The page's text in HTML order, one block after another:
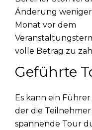
Änderung weniger
Monat vor dem
volle Betrag zu
Geführte
Es kann ein
der die
spannende Tour